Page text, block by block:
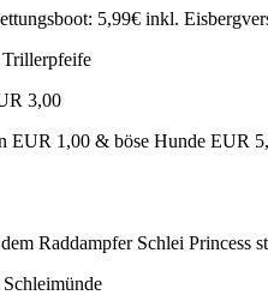
5,99€ inkl.
Trillerpfeife
3,00
EUR 1,00 & böse Hunde EUR
Raddampfer Schlei Princess